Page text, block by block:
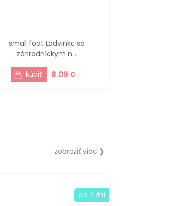
small foot Ľadvinka so
záhradníckym n...
8.09 €
zobraziť viac ❯
do 7 dní